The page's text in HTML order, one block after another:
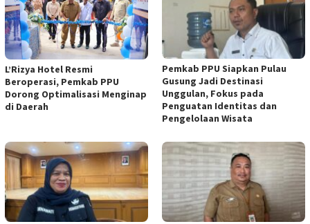
L’Rizya Hotel Resmi
Beroperasi, Pemkab PPU
Dorong Optimalisasi Menginap
di Daerah
Pemkab PPU Siapkan Pulau
Gusung Jadi Destinasi
Unggulan, Fokus pada
Penguatan Identitas dan
Pengelolaan Wisata